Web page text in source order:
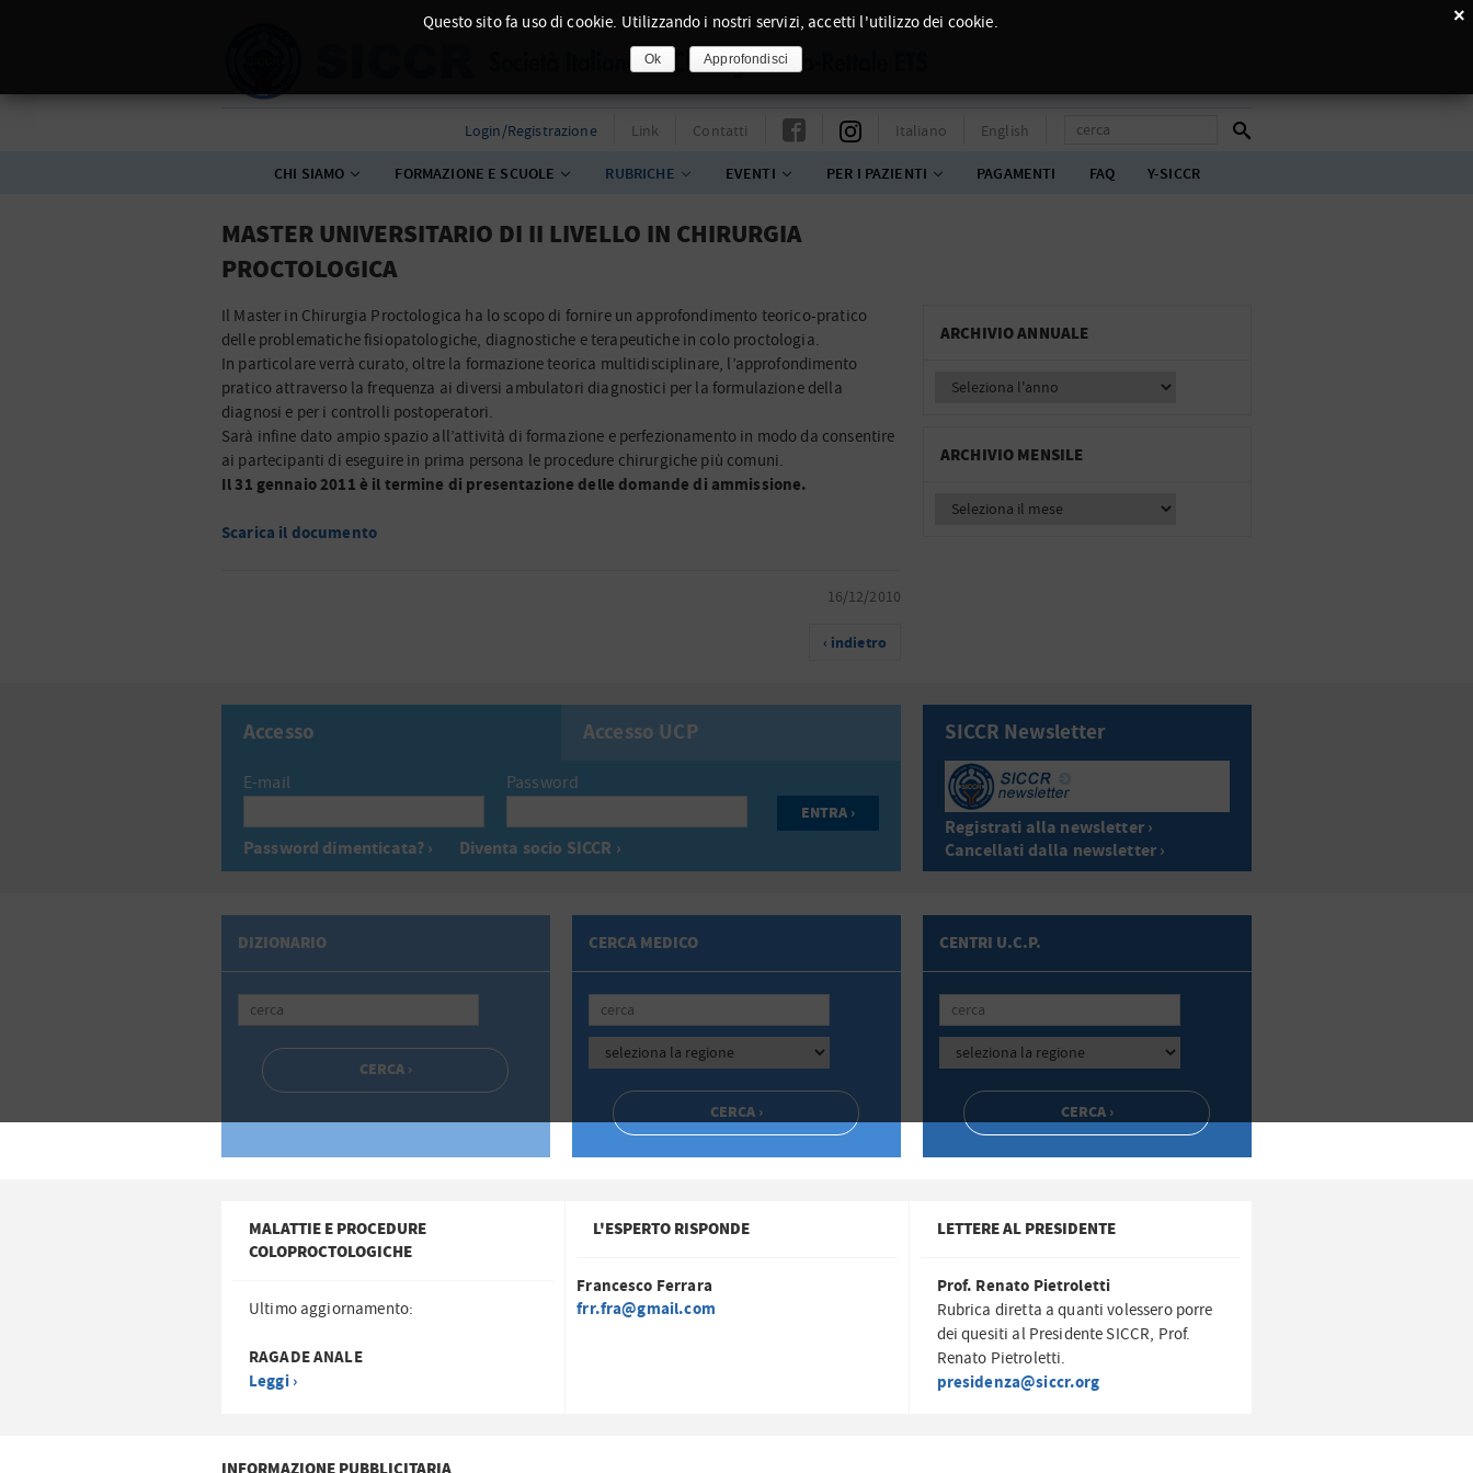
Login/Registrazione Link Contatti Italiano English
CHI SIAMO FORMAZIONE E SCUOLE RUBRICHE EVENTI PER I PAZIENTI PAGAMENTI FAQ Y-SICCR
MASTER UNIVERSITARIO DI II LIVELLO IN CHIRURGIA
PROCTOLOGICA
Il Master in Chirurgia Proctologica ha lo scopo di fornire un approfondimento teorico-pratico
delle problematiche fisiopatologiche, diagnostiche e terapeutiche in colo proctologia.
In particolare verrà curato, oltre la formazione teorica multidisciplinare, l’approfondimento
pratico attraverso la frequenza ai diversi ambulatori diagnostici per la formulazione della
diagnosi e per i controlli postoperatori.
Sarà infine dato ampio spazio all’attività di formazione e perfezionamento in modo da consentire
ai partecipanti di eseguire in prima persona le procedure chirurgiche più comuni.
Il 31 gennaio 2011 è il termine di presentazione delle domande di ammissione.
Scarica il documento
16/12/2010
‹ indietro
ARCHIVIO ANNUALE
ARCHIVIO MENSILE
Accesso Accesso UCP
E-mail Password
Password dimenticata? › Diventa socio SICCR ›
SICCR Newsletter
Registrati alla newsletter ›
Cancellati dalla newsletter ›
DIZIONARIO CERCA MEDICO CENTRI U.C.P.
MALATTIE E PROCEDURE
COLOPROCTOLOGICHE
Ultimo aggiornamento:
RAGADE ANALE
Leggi ›
L'ESPERTO RISPONDE
Francesco Ferrara
frr.fra@gmail.com
LETTERE AL PRESIDENTE
Prof. Renato Pietroletti
Rubrica diretta a quanti volessero porre
dei quesiti al Presidente SICCR, Prof.
Renato Pietroletti.
presidenza@siccr.org
×
Questo sito fa uso di cookie. Utilizzando i nostri servizi, accetti l'utilizzo dei cookie.
Ok Approfondisci